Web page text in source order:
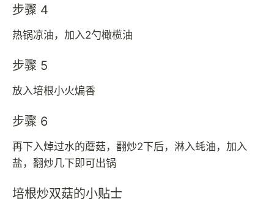
步骤 4
热锅凉油，加入2勺橄榄油
步骤 5
放入培根小火煸香
步骤 6
再下入焯过水的蘑菇，翻炒2下后，淋入蚝油，加入
盐，翻炒几下即可出锅
培根炒双菇的小贴士